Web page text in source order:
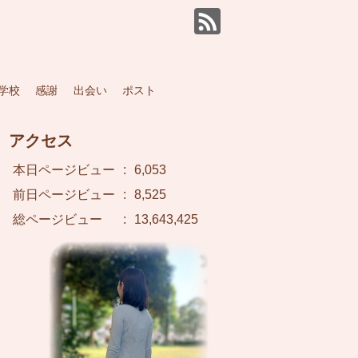
校 感謝 出会い ポスト
アクセス
本日ページビュー :
6,053
前日ページビュー
:
8,525
総ページビュー
: 13,643,425